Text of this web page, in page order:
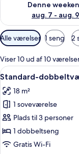
Denne
aug. 7 - aug. 9
Tilgængelige
filtre
for
værelser
Alle værelser 1 seng 2
Viser 10 ud af 10
Indlæs
alle
billeder
af
Standard-
dobbeltværelse
-
3
Standard-
18 m²
1 soveværelse
Plads til 3 personer
1 dobbeltseng
Gratis Wi-Fi